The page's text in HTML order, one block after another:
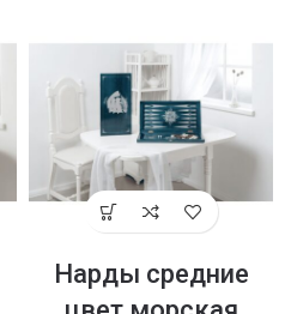
Нарды средние